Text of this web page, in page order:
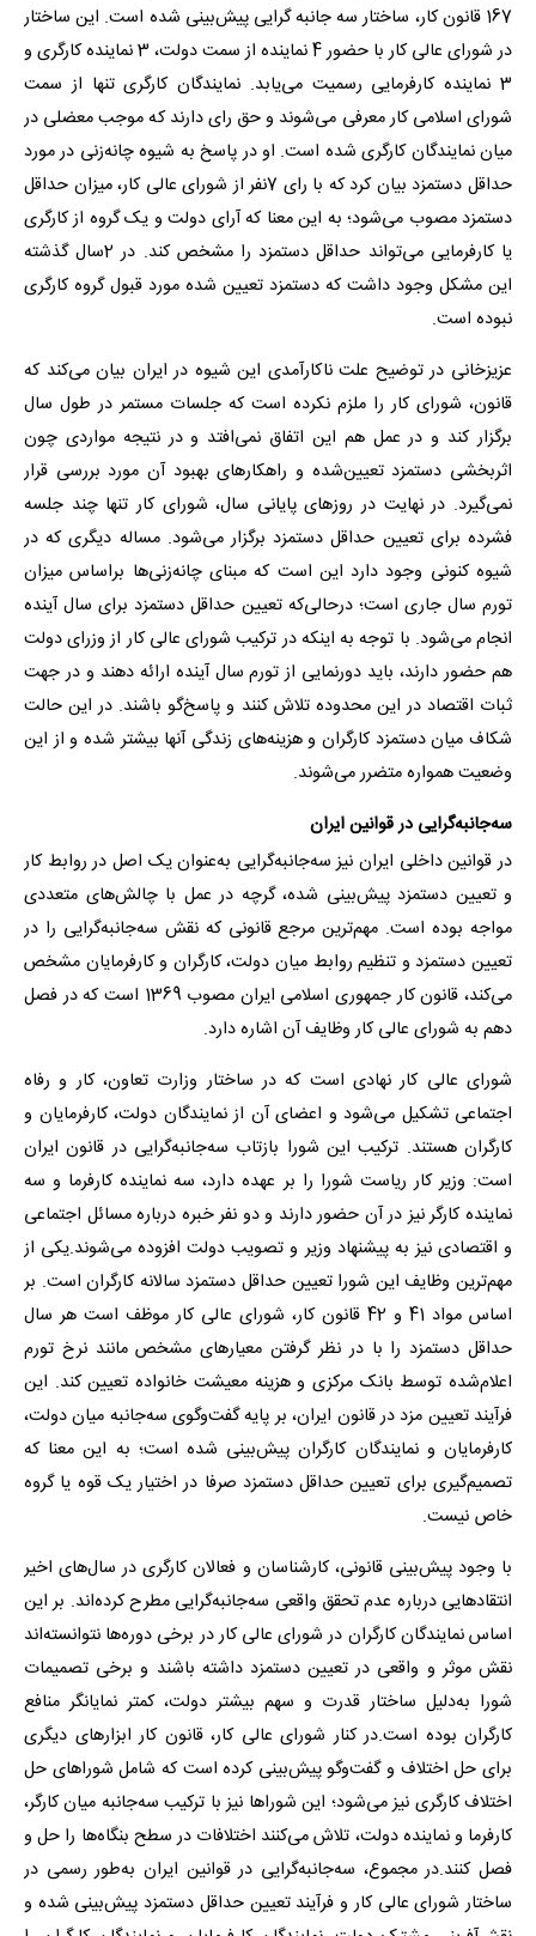
167 قانون کار، ساختار سه جانبه گرایی پیش‌بینی شده است. این ساختار
در شورای عالی کار با حضور 4 نماینده از سمت دولت، 3 نماینده کارگری و
3 نماینده کارفرمایی رسمیت می‌یابد. نمایندگان کارگری تنها از سمت
شورای اسلامی کار معرفی می‌شوند و حق رای دارند که موجب معضلی در
میان نمایندگان کارگری شده است. او در پاسخ به شیوه چانه‌زنی در مورد
حداقل دستمزد بیان کرد که با رای 7نفر از شورای عالی کار، میزان حداقل
دستمزد مصوب می‌شود؛ به این معنا که آرای دولت و یک گروه از کارگری
یا کارفرمایی می‌تواند حداقل دستمزد را مشخص کند. در 2سال گذشته
این مشکل وجود داشت که دستمزد تعیین شده مورد قبول گروه کارگری
نبوده است.
عزیزخانی در توضیح علت ناکارآمدی این شیوه در ایران بیان می‌کند که
قانون، شورای کار را ملزم نکرده است که جلسات مستمر در طول سال
برگزار کند و در عمل هم این اتفاق نمی‌افتد و در نتیجه مواردی چون
اثربخشی دستمزد تعیین‌شده و راهکارهای بهبود آن مورد بررسی قرار
نمی‌گیرد. در نهایت در روزهای پایانی سال، شورای کار تنها چند جلسه
فشرده برای تعیین حداقل دستمزد برگزار می‌شود. مساله دیگری که در
شیوه کنونی وجود دارد این است که مبنای چانه‌زنی‌ها براساس میزان
تورم سال جاری است؛ درحالی‌که تعیین حداقل دستمزد برای سال آینده
انجام می‌شود. با توجه به اینکه در ترکیب شورای عالی کار از وزرای دولت
هم حضور دارند، باید دورنمایی از تورم سال آینده ارائه دهند و در جهت
ثبات اقتصاد در این محدوده تلاش کنند و پاسخ‌گو باشند. در این حالت
شکاف میان دستمزد کارگران و هزینه‌های زندگی آنها بیشتر شده و از این
وضعیت همواره متضرر می‌شوند.
سه‌جانبه‌گرایی در قوانین ایران
در قوانین داخلی ایران نیز سه‌جانبه‌گرایی به‌عنوان یک اصل در روابط کار
و تعیین دستمزد پیش‌بینی شده، گرچه در عمل با چالش‌های متعددی
مواجه بوده است. مهم‌ترین مرجع قانونی که نقش سه‌جانبه‌گرایی را در
تعیین دستمزد و تنظیم روابط میان دولت، کارگران و کارفرمایان مشخص
می‌کند، قانون کار جمهوری اسلامی ایران مصوب 1369 است که در فصل
دهم به شورای عالی کار وظایف آن اشاره دارد.
شورای عالی کار نهادی است که در ساختار وزارت تعاون، کار و رفاه
اجتماعی تشکیل می‌شود و اعضای آن از نمایندگان دولت، کارفرمایان و
کارگران هستند. ترکیب این شورا بازتاب سه‌جانبه‌گرایی در قانون ایران
است: وزیر کار ریاست شورا را بر عهده دارد، سه نماینده کارفرما و سه
نماینده کارگر نیز در آن حضور دارند و دو نفر خبره درباره مسائل اجتماعی
و اقتصادی نیز به پیشنهاد وزیر و تصویب دولت افزوده می‌شوند.یکی از
مهم‌ترین وظایف این شورا تعیین حداقل دستمزد سالانه کارگران است. بر
اساس مواد 41 و 42 قانون کار، شورای عالی کار موظف است هر سال
حداقل دستمزد را با در نظر گرفتن معیارهای مشخص مانند نرخ تورم
اعلام‌شده توسط بانک مرکزی و هزینه معیشت خانواده تعیین کند. این
فرآیند تعیین مزد در قانون ایران، بر پایه گفت‌وگوی سه‌جانبه میان دولت،
کارفرمایان و نمایندگان کارگران پیش‌بینی شده است؛ به این معنا که
تصمیم‌گیری برای تعیین حداقل دستمزد صرفا در اختیار یک قوه یا گروه
خاص نیست.
با وجود پیش‌بینی قانونی، کارشناسان و فعالان کارگری در سال‌های اخیر
انتقادهایی درباره عدم تحقق واقعی سه‌جانبه‌گرایی مطرح کرده‌اند. بر این
اساس نمایندگان کارگران در شورای عالی کار در برخی دوره‌ها نتوانسته‌اند
نقش موثر و واقعی در تعیین دستمزد داشته باشند و برخی تصمیمات
شورا به‌دلیل ساختار قدرت و سهم بیشتر دولت، کمتر نمایانگر منافع
کارگران بوده است.در کنار شورای عالی کار، قانون کار ابزارهای دیگری
برای حل اختلاف و گفت‌وگو پیش‌بینی کرده است که شامل شوراهای حل
اختلاف کارگری نیز می‌شود؛ این شوراها نیز با ترکیب سه‌جانبه میان کارگر،
کارفرما و نماینده دولت، تلاش می‌کنند اختلافات در سطح بنگاه‌ها را حل و
فصل کنند.در مجموع، سه‌جانبه‌گرایی در قوانین ایران به‌طور رسمی در
ساختار شورای عالی کار و فرآیند تعیین حداقل دستمزد پیش‌بینی شده و